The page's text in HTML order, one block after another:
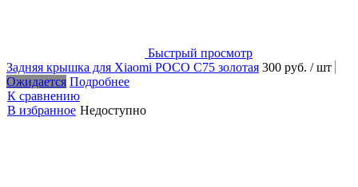
Быстрый просмотр
Задняя крышка для Xiaomi POCO C75 золотая 300 руб. / шт
Ожидается Подробнее
К сравнению
В избранное Недоступно